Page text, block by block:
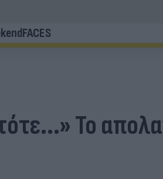
FACES
Το